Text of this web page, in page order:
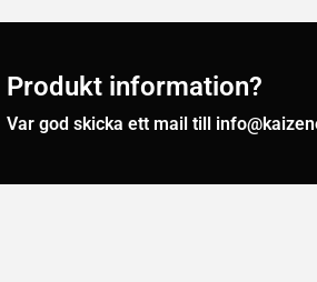
Produkt information?
Var god skicka ett mail till